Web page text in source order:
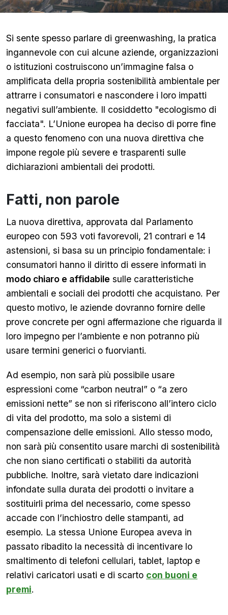
Si sente spesso parlare di greenwashing, la pratica
ingannevole con cui alcune aziende, organizzazioni
o istituzioni costruiscono un’immagine falsa o
amplificata della propria sostenibilità ambientale per
attrarre i consumatori e nascondere i loro impatti
negativi sull’ambiente. Il cosiddetto "ecologismo di
facciata". L’Unione europea ha deciso di porre fine
a questo fenomeno con una nuova direttiva che
impone regole più severe e trasparenti sulle
dichiarazioni ambientali dei prodotti.
Fatti, non parole
La nuova direttiva, approvata dal Parlamento
europeo con 593 voti favorevoli, 21 contrari e 14
astensioni, si basa su un principio fondamentale: i
consumatori hanno il diritto di essere informati in
modo chiaro e affidabile sulle caratteristiche
ambientali e sociali dei prodotti che acquistano. Per
questo motivo, le aziende dovranno fornire delle
prove concrete per ogni affermazione che riguarda il
loro impegno per l’ambiente e non potranno più
usare termini generici o fuorvianti.
Ad esempio, non sarà più possibile usare
espressioni come “carbon neutral” o “a zero
emissioni nette” se non si riferiscono all’intero ciclo
di vita del prodotto, ma solo a sistemi di
compensazione delle emissioni. Allo stesso modo,
non sarà più consentito usare marchi di sostenibilità
che non siano certificati o stabiliti da autorità
pubbliche. Inoltre, sarà vietato dare indicazioni
infondate sulla durata dei prodotti o invitare a
sostituirli prima del necessario, come spesso
accade con l’inchiostro delle stampanti, ad
esempio. La stessa Unione Europea aveva in
passato ribadito la necessità di incentivare lo
smaltimento di telefoni cellulari, tablet, laptop e
relativi caricatori usati e di scarto con buoni e
premi.